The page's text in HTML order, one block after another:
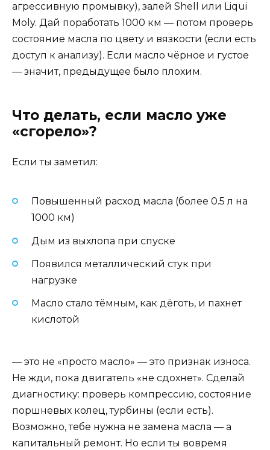
агрессивную промывку), залей Shell или Liqui
Moly. Дай поработать 1000 км — потом проверь
состояние масла по цвету и вязкости (если есть
доступ к анализу). Если масло чёрное и густое
— значит, предыдущее было плохим.
Что делать, если масло уже
«сгорело»?
Если ты заметил:
Повышенный расход масла (более 0.5 л на
1000 км)
Дым из выхлопа при спуске
Появился металлический стук при
нагрузке
Масло стало тёмным, как дёготь, и пахнет
кислотой
— это не «просто масло» — это признак износа.
Не жди, пока двигатель «не сдохнет». Сделай
диагностику: проверь компрессию, состояние
поршневых колец, турбины (если есть).
Возможно, тебе нужна не замена масла — а
капитальный ремонт. Но если ты вовремя